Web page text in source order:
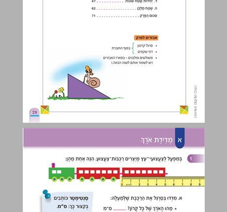
א מְדִידַת אֹרֶךְ ... 30